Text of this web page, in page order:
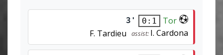
3' 0:1
Tor
F. Tardieu
assist: I. Cardona